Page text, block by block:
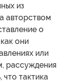
из
авторством
о
они
или
рассуждения
тактика